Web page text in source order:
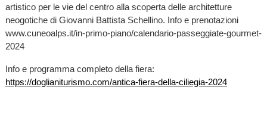
artistico per le vie del centro alla scoperta delle architetture
neogotiche di Giovanni Battista Schellino. Info e prenotazioni
www.cuneoalps.it/in-primo-piano/calendario-passeggiate-gourmet-
2024
Info e programma completo della fiera:
https://doglianiturismo.com/antica-fiera-della-ciliegia-2024